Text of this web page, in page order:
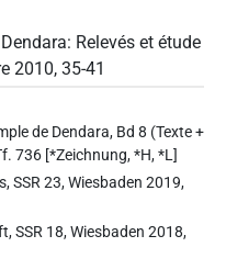
Relevés et étude
2010, 35-41
de Dendara, Bd 8 (Texte +
736 [*Zeichnung, *H, *L]
SSR 23, Wiesbaden 2019,
SSR 18, Wiesbaden 2018,